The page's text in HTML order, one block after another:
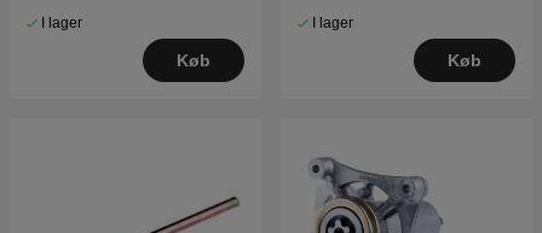
I lager
Køb
I lager
Køb